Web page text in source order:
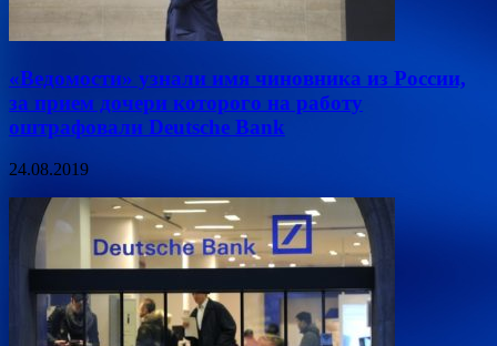
«Ведомости» узнали имя чиновника из России,
за прием дочери которого на работу
оштрафовали Deutsche Bank
24.08.2019